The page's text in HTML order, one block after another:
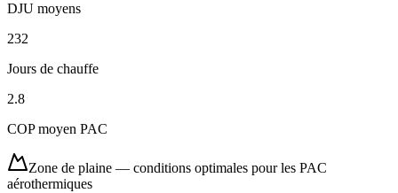
DJU moyens
232
Jours de chauffe
2.8
COP moyen PAC
Zone de plaine — conditions optimales pour les PAC
aérothermiques